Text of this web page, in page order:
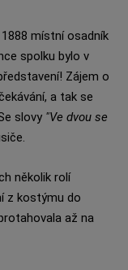
místní osadník
spolku bylo v
Zájem o
a tak se
slovy "Ve dvou se
několik rolí
z kostýmu do
až na